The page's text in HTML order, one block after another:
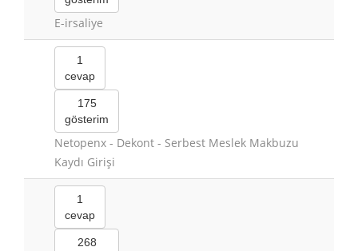
E-irsaliye
1
cevap
175
gösterim
Netopenx - Dekont - Serbest Meslek Makbuzu
Kaydı Girişi
1
cevap
268